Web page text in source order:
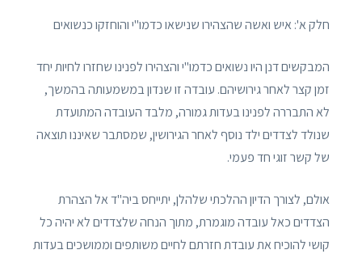
חלק א': איש ואשה שהצהירו שנישאו כדמו"י והוחזקו כנשואים
המבקשים דנן היו נשואים כדמו"י והצהירו לפנינו שחזרו לחיות יחד
זמן קצר לאחר גירושיהם. עובדה זו שנדון במשמעותה בהמשך,
לא התבררה לפנינו בעדות גמורה, מלבד העובדה המתועדת
שנולד לצדדים ילד נוסף לאחר הגירושין, שמסתבר שאיננו תוצאה
של קשר זוגי חד פעמי.
אולם, לצורך הדיון ההלכתי שלהלן, יתייחס ביה"ד אל הצהרת
הצדדים כאל עובדה מוגמרת, מתוך הנחה שלצדדים לא יהיה כל
קושי להוכיח את עובדת חזרתם לחיים משותפים וממושכים בעדות